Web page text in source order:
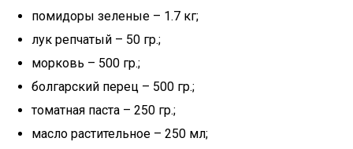
помидоры зеленые – 1.7 кг;
лук репчатый – 50 гр.;
морковь – 500 гр.;
болгарский перец – 500 гр.;
томатная паста – 250 гр.;
масло растительное – 250 мл;